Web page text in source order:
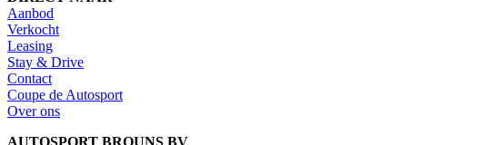
Aanbod
Verkocht
Leasing
Stay & Drive
Contact
Coupe de Autosport
Over ons
AUTOSPORT BROUNS BV